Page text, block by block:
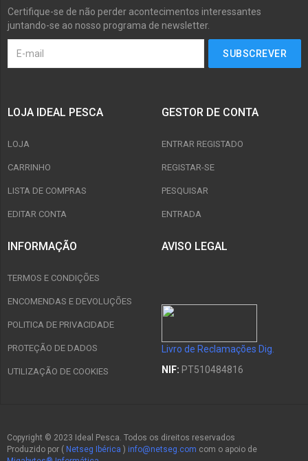
Certifique-se de não perder acontecimentos interessantes
juntando-se ao nosso programa de newsletter.
LOJA IDEAL PESCA
LOJA
CARRINHO
LISTA DE COMPRAS
EDITAR CONTA
GESTOR DE CONTA
ENTRAR REGISTADO
REGISTAR-SE
PESQUISAR
ENTRADA
INFORMAÇÃO
TERMOS E CONDIÇÕES
ENCOMENDAS E DEVOLUÇÕES
POLITICA DE PRIVACIDADE
PROTEÇÃO DE DADOS
UTILIZAÇÃO DE COOKIES
AVISO LEGAL
Livro de Reclamações Dig.
NIF: PT510484816
Copyright © 2023 Ideal Pesca. Todos os direitos reservados
Produzido por ( Netseg Ibérica ) info@netseg.com com o apoio de